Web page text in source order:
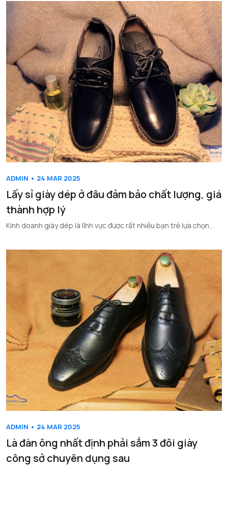
ADMIN • 24 MAR 2025
Lấy sỉ giày dép ở đâu đảm bảo chất lượng, giá
thành hợp lý
Kinh doanh giày dép là lĩnh vực được rất nhiều bạn trẻ lựa chọn...
ADMIN • 24 MAR 2025
Là đàn ông nhất định phải sắm 3 đôi giày
công sở chuyên dụng sau